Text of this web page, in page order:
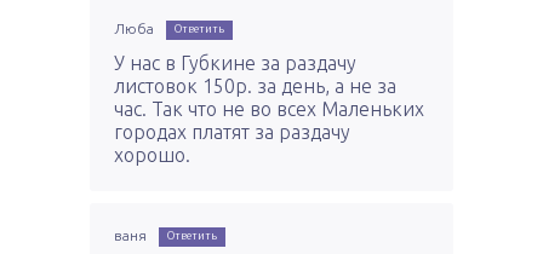
Люба Ответить
У нас в Губкине за раздачу
листовок 150р. за день, а не за
час. Так что не во всех Маленьких
городах платят за раздачу
хорошо.
ваня Ответить